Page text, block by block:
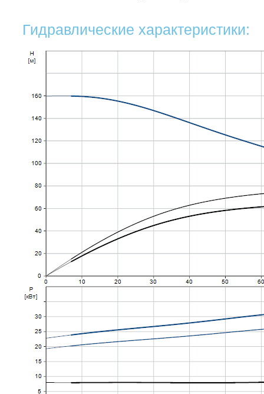
Гидравлические характеристики: